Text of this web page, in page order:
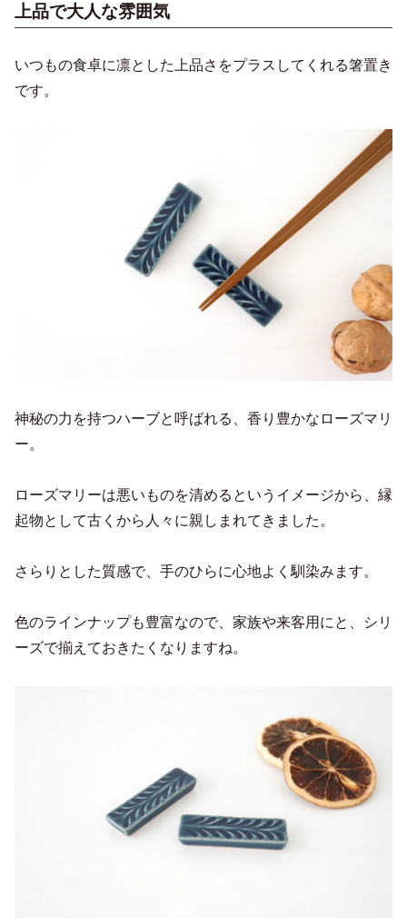
上品で大人な雰囲気
いつもの食卓に凛とした上品さをプラスしてくれる箸置き
です。
神秘の力を持つハーブと呼ばれる、香り豊かなローズマリ
ー。
ローズマリーは悪いものを清めるというイメージから、縁
起物として古くから人々に親しまれてきました。
さらりとした質感で、手のひらに心地よく馴染みます。
色のラインナップも豊富なので、家族や来客用にと、シリ
ーズで揃えておきたくなりますね。